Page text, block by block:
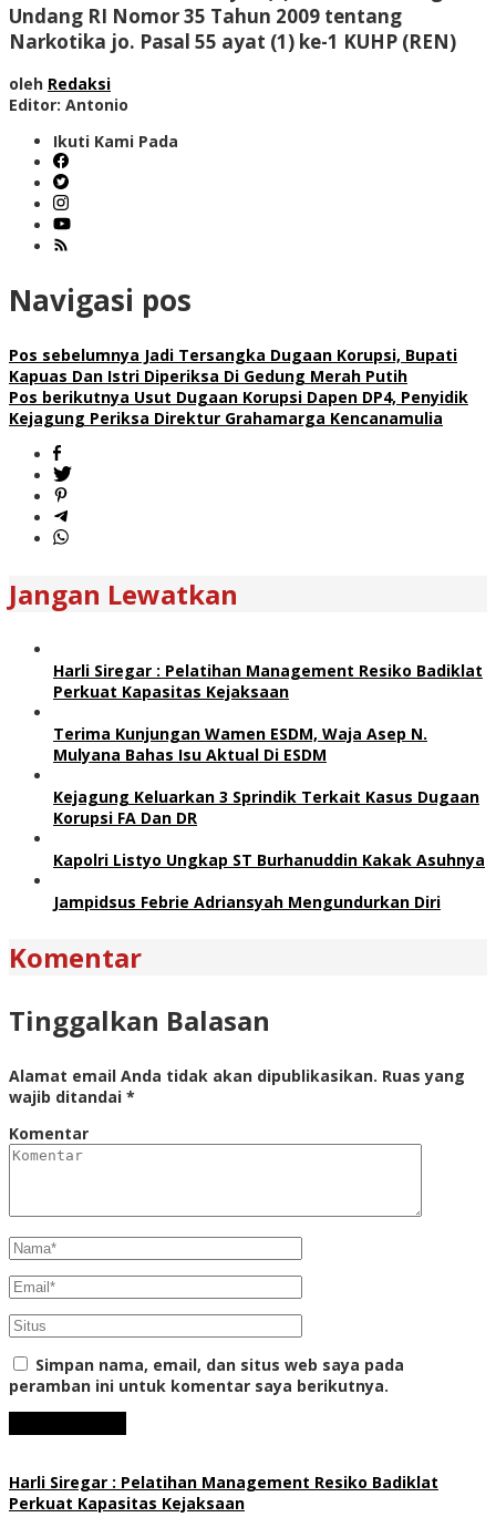
Undang RI Nomor 35 Tahun 2009 tentang
Narkotika jo. Pasal 55 ayat (1) ke-1 KUHP (REN)
oleh Redaksi
Editor: Antonio
Ikuti Kami Pada
Navigasi pos
Pos sebelumnya Jadi Tersangka Dugaan Korupsi, Bupati
Kapuas Dan Istri Diperiksa Di Gedung Merah Putih
Pos berikutnya Usut Dugaan Korupsi Dapen DP4, Penyidik
Kejagung Periksa Direktur Grahamarga Kencanamulia
Jangan Lewatkan
Harli Siregar : Pelatihan Management Resiko Badiklat
Perkuat Kapasitas Kejaksaan
Terima Kunjungan Wamen ESDM, Waja Asep N.
Mulyana Bahas Isu Aktual Di ESDM
Kejagung Keluarkan 3 Sprindik Terkait Kasus Dugaan
Korupsi FA Dan DR
Kapolri Listyo Ungkap ST Burhanuddin Kakak Asuhnya
Jampidsus Febrie Adriansyah Mengundurkan Diri
Komentar
Tinggalkan Balasan
Alamat email Anda tidak akan dipublikasikan. Ruas yang
wajib ditandai *
Komentar
Simpan nama, email, dan situs web saya pada
peramban ini untuk komentar saya berikutnya.
Harli Siregar : Pelatihan Management Resiko Badiklat
Perkuat Kapasitas Kejaksaan